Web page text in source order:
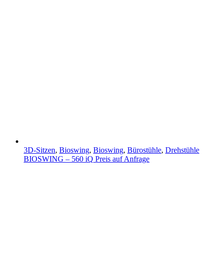
3D-Sitzen, Bioswing, Bioswing, Bürostühle, Drehstühle
BIOSWING – 560 iQ Preis auf Anfrage